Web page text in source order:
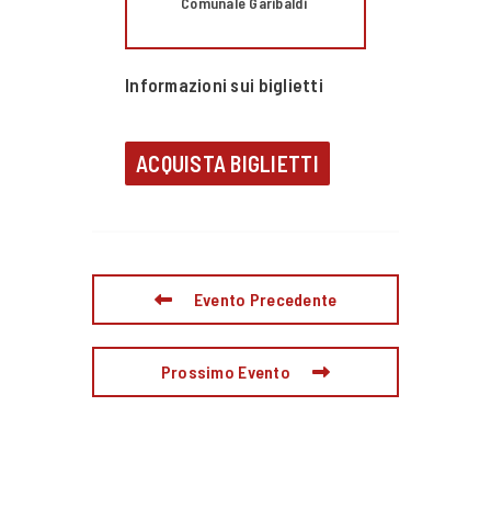
Informazioni sui biglietti
ACQUISTA BIGLIETTI
Evento Precedente
Prossimo Evento